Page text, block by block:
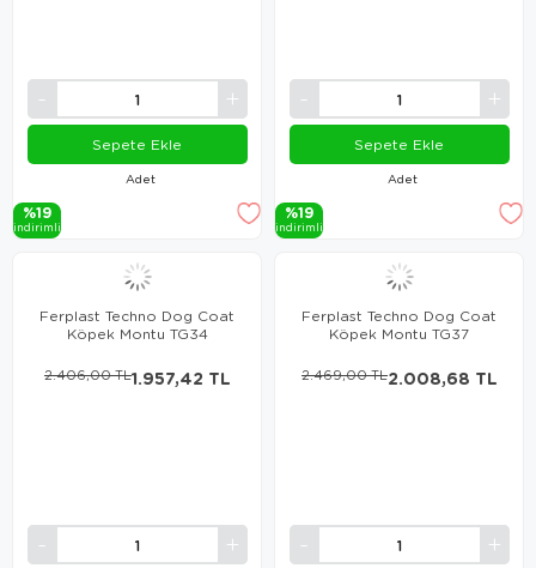
Adet
Sepete Ekle
%19
i̇ndi̇ri̇mli̇
Adet
Sepete Ekle
%19
i̇ndi̇ri̇mli̇
Ferplast Techno Dog Coat
Köpek Montu TG34
1.957,42 TL
2.406,00 TL
Ferplast Techno Dog Coat
Köpek Montu TG37
2.008,68 TL
2.469,00 TL